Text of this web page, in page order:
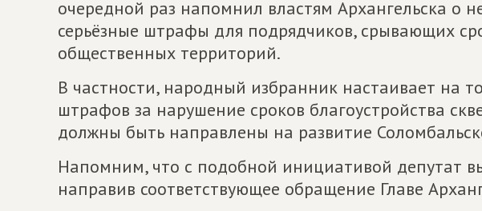
очередной раз напомнил властям Архангельска о
серьёзные штрафы для подрядчиков, срывающих
общественных территорий.
В частности, народный избранник настаивает на
штрафов за нарушение сроков благоустройства
должны быть направлены на развитие
Напомним, что с подобной инициативой депутат
направив соответствующее обращение Главе